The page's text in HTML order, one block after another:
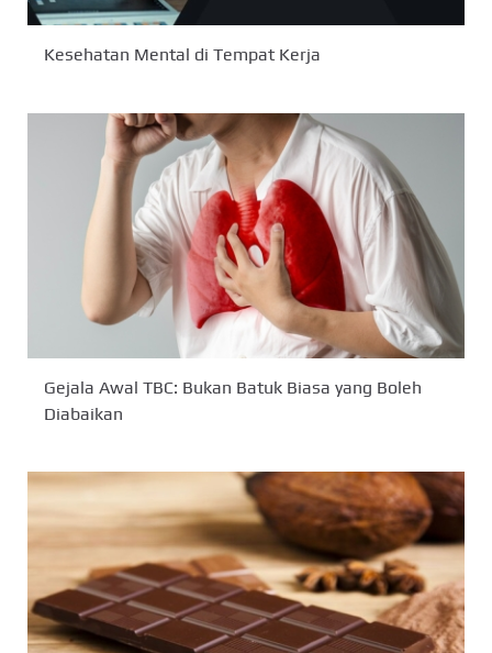
Kesehatan Mental di Tempat Kerja
Gejala Awal TBC: Bukan Batuk Biasa yang Boleh
Diabaikan